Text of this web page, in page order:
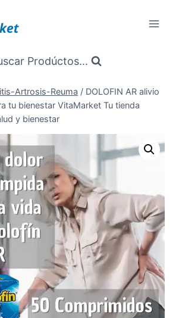
Prodúctos...
Artrosis-Reuma / DOLOFIN AR alivio
tu bienestar VitaMarket Tu tienda
y bienestar